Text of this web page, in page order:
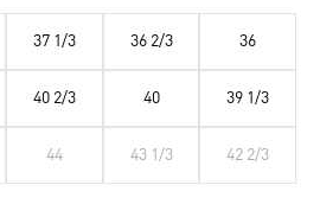
36
36 2/3
37 1/3
39 1/3
40
40 2/3
42 2/3
43 1/3
44